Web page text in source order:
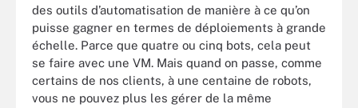
des outils d’automatisation de manière à ce qu’on
puisse gagner en termes de déploiements à grande
échelle. Parce que quatre ou cinq bots, cela peut
se faire avec une VM. Mais quand on passe, comme
certains de nos clients, à une centaine de robots,
vous ne pouvez plus les gérer de la même